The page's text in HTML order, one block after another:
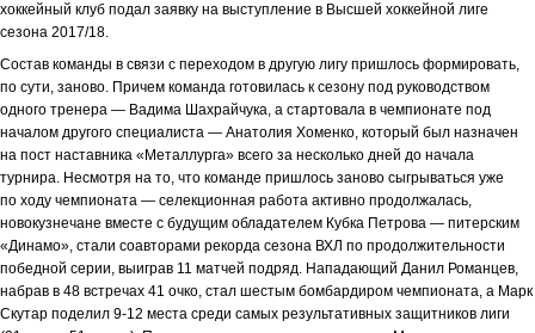
хоккейный клуб подал заявку на выступление в Высшей хоккейной лиге
сезона 2017/18.
Состав команды в связи с переходом в другую лигу пришлось формировать,
по сути, заново. Причем команда готовилась к сезону под руководством
одного тренера — Вадима Шахрайчука, а стартовала в чемпионате под
началом другого специалиста — Анатолия Хоменко, который был назначен
на пост наставника «Металлурга» всего за несколько дней до начала
турнира. Несмотря на то, что команде пришлось заново сыгрываться уже
по ходу чемпионата — селекционная работа активно продолжалась,
новокузнечане вместе с будущим обладателем Кубка Петрова — питерским
«Динамо», стали соавторами рекорда сезона ВХЛ по продолжительности
победной серии, выиграв 11 матчей подряд. Нападающий Данил Романцев,
набрав в 48 встречах 41 очко, стал шестым бомбардиром чемпионата, а Марк
Скутар поделил 9-12 места среди самых результативных защитников лиги